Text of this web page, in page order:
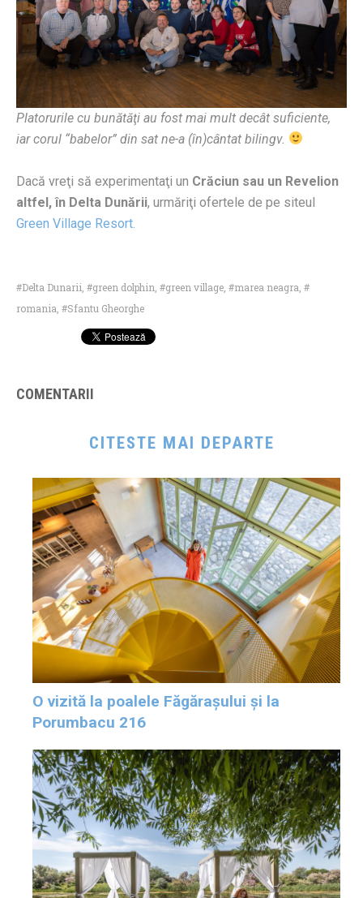
Platorurile cu bunătăţi au fost mai mult decât suficiente,
iar corul “babelor” din sat ne-a (în)cântat bilingv.
Dacă vreţi să experimentaţi un Crăciun sau un Revelion
altfel, în Delta Dunării, urmăriţi ofertele de pe siteul
Green Village Resort.
Delta Dunarii green dolphin green village marea neagra
romania
Sfantu Gheorghe
COMENTARII
CITESTE MAI DEPARTE
O vizită la poalele Făgărașului și la
Porumbacu 216